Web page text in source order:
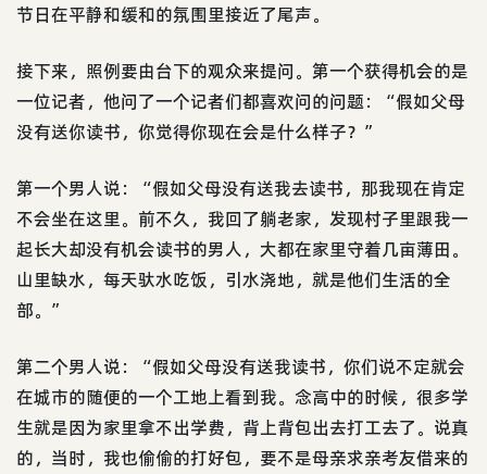
节日在平静和缓和的氛围里接近了尾声。
接下来，照例要由台下的观众来提问。第一个获得机会的是
一位记者，他问了一个记者们都喜欢问的问题：“假如父母
没有送你读书，你觉得你现在会是什么样子？”
第一个男人说：“假如父母没有送我去读书，那我现在肯定
不会坐在这里。前不久，我回了躺老家，发现村子里跟我一
起长大却没有机会读书的男人，大都在家里守着几亩薄田。
山里缺水，每天驮水吃饭，引水浇地，就是他们生活的全
部。”
第二个男人说：“假如父母没有送我读书，你们说不定就会
在城市的随便的一个工地上看到我。念高中的时候，很多学
生就是因为家里拿不出学费，背上背包出去打工去了。说真
的，当时，我也偷偷的打好包，要不是母亲求亲考友借来的